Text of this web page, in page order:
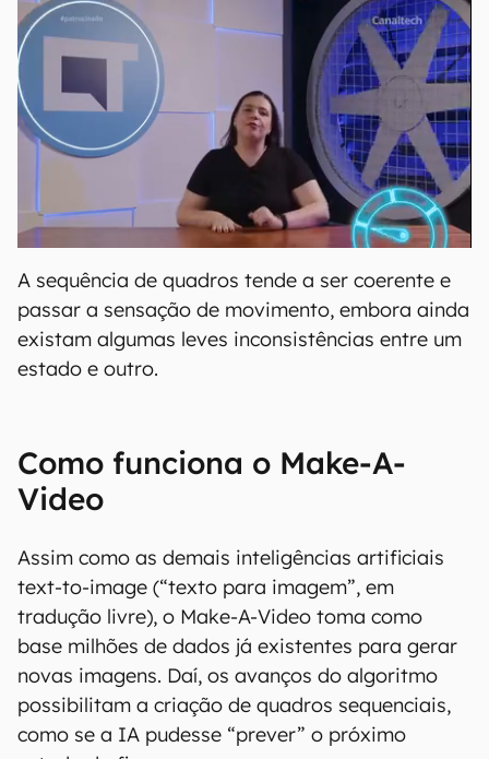
A sequência de quadros tende a ser coerente e
passar a sensação de movimento, embora ainda
existam algumas leves inconsistências entre um
estado e outro.
Como funciona o Make-A-
Video
Assim como as demais inteligências artificiais
text-to-image (“texto para imagem”, em
tradução livre), o Make-A-Video toma como
base milhões de dados já existentes para gerar
novas imagens. Daí, os avanços do algoritmo
possibilitam a criação de quadros sequenciais,
como se a IA pudesse “prever” o próximo